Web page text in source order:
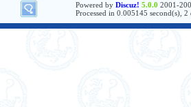
Powered by Discuz! 5.0.0 2001-
Processed in 0.005145 second(s), 2